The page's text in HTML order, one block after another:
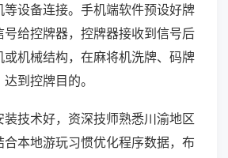
等设备连接。手机端软件预设好牌
号给控牌器，控牌器接收到信号后
机械结构，在麻将机洗牌、码牌
到控牌目的。
技术好，资深技师熟悉川渝地区
合本地游玩习惯优化程序数据，布